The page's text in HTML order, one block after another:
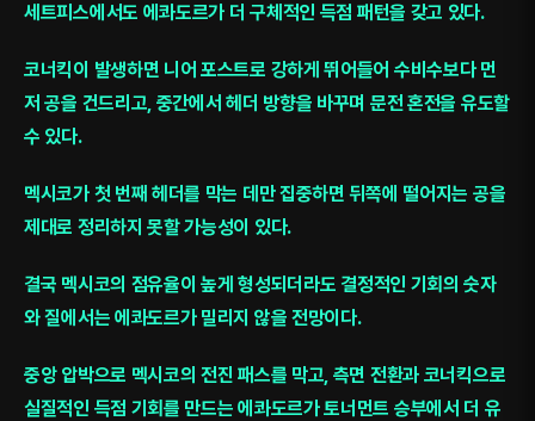
세트피스에서도 에콰도르가 더 구체적인 득점 패턴을 갖고 있다.
코너킥이 발생하면 니어 포스트로 강하게 뛰어들어 수비수보다 먼
저 공을 건드리고, 중간에서 헤더 방향을 바꾸며 문전 혼전을 유도할
수 있다.
멕시코가 첫 번째 헤더를 막는 데만 집중하면 뒤쪽에 떨어지는 공을
제대로 정리하지 못할 가능성이 있다.
결국 멕시코의 점유율이 높게 형성되더라도 결정적인 기회의 숫자
와 질에서는 에콰도르가 밀리지 않을 전망이다.
중앙 압박으로 멕시코의 전진 패스를 막고, 측면 전환과 코너킥으로
실질적인 득점 기회를 만드는 에콰도르가 토너먼트 승부에서 더 유